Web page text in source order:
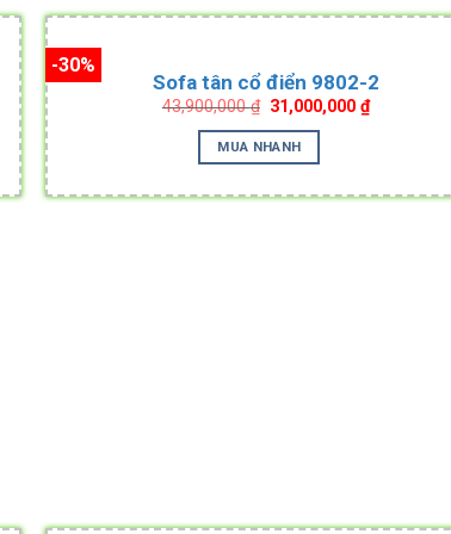
-30%
Sofa tân cổ điển 9802-2
43,900,000₫ Original
price
was:
43,900,000 ₫.
31,000,000₫Current
price
MUA NHANH